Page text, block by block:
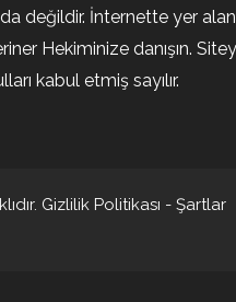
değildir. İnternette yer
Hekiminize danışın.
kabul etmiş sayılır.
Gizlilik Politikası - Şartlar